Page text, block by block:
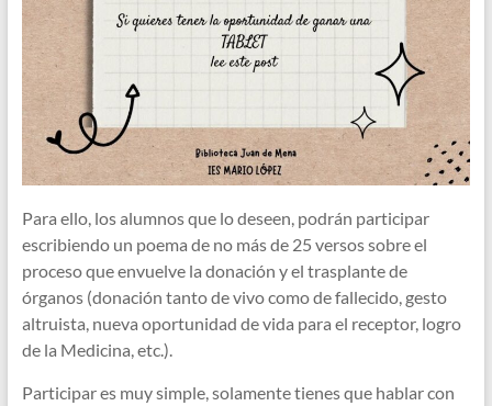
Para ello, los alumnos que lo deseen, podrán participar
escribiendo un poema de no más de 25 versos sobre el
proceso que envuelve la donación y el trasplante de
órganos (donación tanto de vivo como de fallecido, gesto
altruista, nueva oportunidad de vida para el receptor, logro
de la Medicina, etc.).
Participar es muy simple, solamente tienes que hablar con